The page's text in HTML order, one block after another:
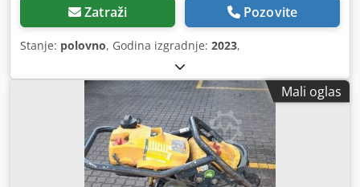
Zatraži Pozovite
Stanje: polovno, Godina izgradnje: 2023,
Mali oglas